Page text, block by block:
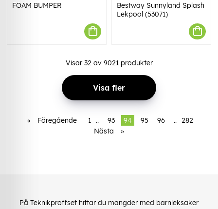
FOAM BUMPER
Bestway Sunnyland Splash
Lekpool (53071)
Visar 32av 9021produkter
Visa fler
« Föregående 1 .. 93 94 95 96 .. 282
Nästa
»
På Teknikproffset hittar du mängder med barnleksaker